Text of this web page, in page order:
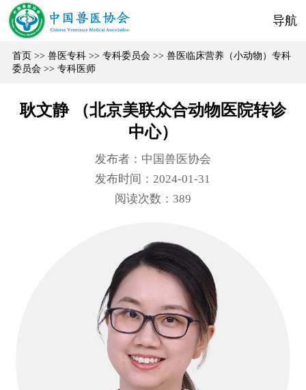
导航
首页>> 兽医专科>> 专科委员会>> 兽医临床营养（小动物）专科
委员会>> 专科医师
耿文静 （北京美联众合动物医院转诊
中心）
发布者：中国兽医协会
发布时间：2024-01-31
阅读次数： 389